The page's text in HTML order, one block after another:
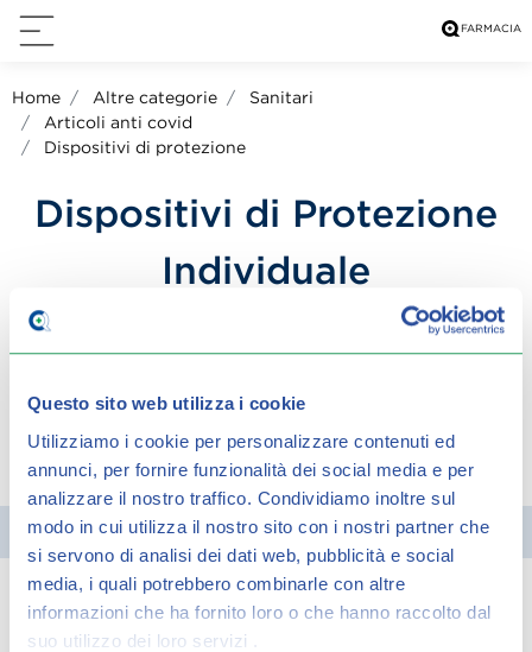
Questo sito web utilizza i cookie
Utilizziamo i cookie per personalizzare contenuti ed
annunci, per fornire funzionalità dei social media e per
analizzare il nostro traffico. Condividiamo inoltre sul
modo in cui utilizza il nostro sito con i nostri partner che
si servono di analisi dei dati web, pubblicità e social
media, i quali potrebbero combinarle con altre
informazioni che ha fornito loro o che hanno raccolto dal
suo utilizzo dei loro servizi .
Home Altre categorie
Sanitari
Articoli anti covid
Dispositivi di protezione
Dispositivi di Protezione
Individuale
condividi su:
Filtra
Spiacenti, ma non è stato trovato alcun